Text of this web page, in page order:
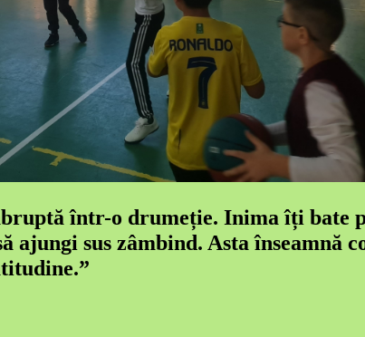
într-o drumeție. Inima îți bate
ajungi sus zâmbind. Asta înseamnă